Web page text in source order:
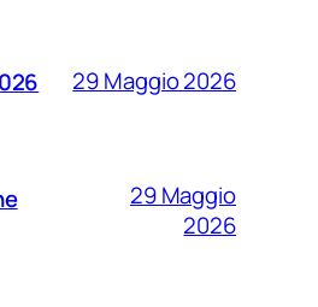
29 Maggio 2026
29 Maggio
2026